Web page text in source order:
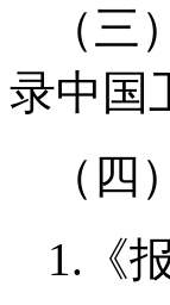
（
录中国
（
1.《